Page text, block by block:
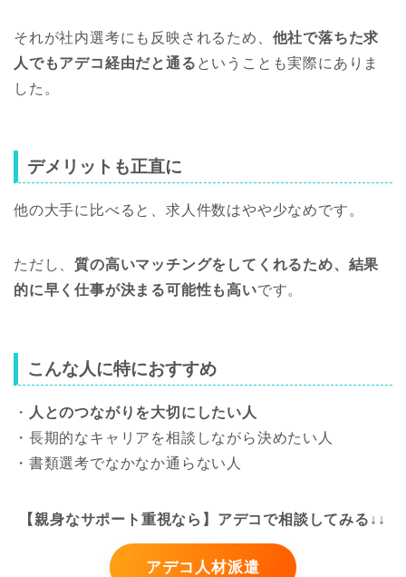
それが社内選考にも反映されるため、 他社で落ちた求
人でもアデコ経由だと通る ということも実際にありま
した。
デメリットも正直に
他の大手に比べると、求人件数はやや少なめです。
ただし、質の高いマッチングをしてくれるため、結果
的に早く仕事が決まる可能性も高いです。
こんな人に特におすすめ
・ 人とのつながりを大切にしたい人
・長期的なキャリアを相談しながら決めたい人
・書類選考でなかなか通らない人
【親身なサポート重視なら】アデコで相談してみる↓↓
アデコ人材派遣